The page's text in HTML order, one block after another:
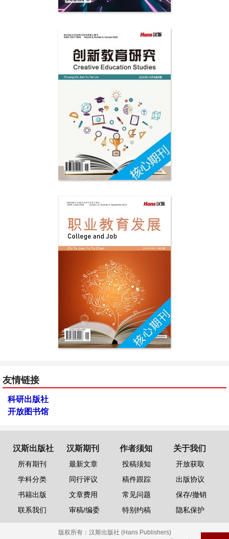
友情链接
科研出版社
开放图书馆
汉斯出版社
所有期刊
学科分类
书籍出版
联系我们
汉斯期刊
最新文章
同行评议
文章费用
审稿/编委
作者须知
投稿须知
稿件跟踪
常见问题
特别约稿
关于我们
开放获取
出版协议
保存/撤销
隐私保护
版权所有： 汉斯出版社 (Hans Publishers)